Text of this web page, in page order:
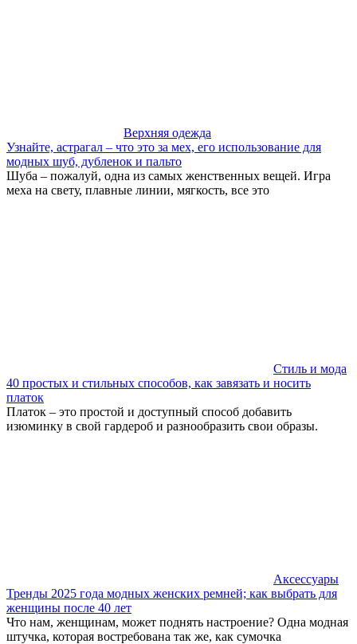
Верхняя одежда
Узнайте, астрагал – что это за мех, его использование для
модных шуб, дубленок и пальто
Шуба – пожалуй, одна из самых женственных вещей. Игра
меха на свету, плавные линии, мягкость, все это
Стиль и мода
40 простых и стильных способов, как завязать и носить
платок
Платок – это простой и доступный способ добавить
изюминку в свой гардероб и разнообразить свои образы.
Аксессуары
Тренды 2025 года модных женских ремней; как выбрать для
женщины после 40 лет
Что нам, женщинам, может поднять настроение? Одна модная
штучка, которая востребована так же, как сумочка